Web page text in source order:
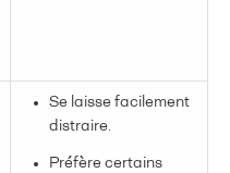
Se laisse facilement
distraire.
Préfère certains